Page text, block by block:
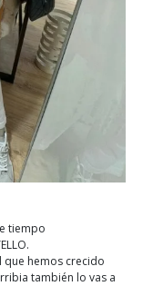
tiempo
que hemos crecido
también lo vas a